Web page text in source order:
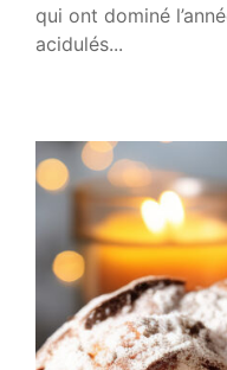
qui ont dominé
acidulés...